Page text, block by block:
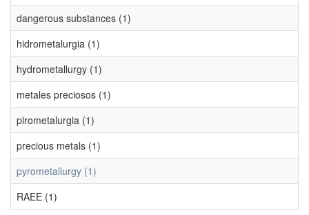
dangerous substances (1)
hidrometalurgia (1)
hydrometallurgy (1)
metales preciosos (1)
pirometalurgia (1)
precious metals (1)
pyrometallurgy (1)
RAEE (1)